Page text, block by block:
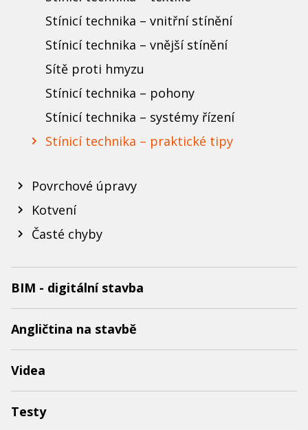
Stínicí technika – vnitřní stínění
Stínicí technika – vnější stínění
Sítě proti hmyzu
Stínicí technika – pohony
Stínicí technika – systémy řízení
Stínicí technika – praktické tipy
Povrchové úpravy
Kotvení
Časté chyby
BIM - digitální stavba
Angličtina na stavbě
Videa
Testy